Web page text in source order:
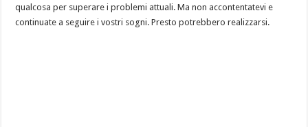
qualcosa per superare i problemi attuali. Ma non accontentatevi e
continuate a seguire i vostri sogni. Presto potrebbero realizzarsi.